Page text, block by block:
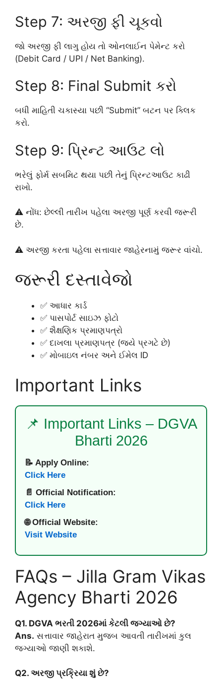
Step 7: અરજી ફી ચૂકવો
જો અરજી ફી લાગુ હોય તો ઓનલાઈન પેમેન્ટ કરો
(Debit Card / UPI / Net Banking).
Step 8: Final Submit કરો
બધી માહિતી ચકાસ્યા પછી “Submit” બટન પર ક્લિક
કરો.
Step 9: પ્રિન્ટ આઉટ લો
ભરેલું ફોર્મ સબમિટ થયા પછી તેનું પ્રિન્ટઆઉટ કાઢી
રાખો.
⚠️ નોંધ: છેલ્લી તારીખ પહેલા અરજી પૂર્ણ કરવી જરૂરી
છે.
⚠️ અરજી કરતા પહેલા સત્તાવાર જાહેરનામું જરૂર વાંચો.
જરૂરી દસ્તાવેજો
✅ આધાર કાર્ડ
✅ પાસપોર્ટ સાઇઝ ફોટો
✅ શૈક્ષણિક પ્રમાણપત્રો
✅ દાખલા પ્રમાણપત્ર (જ્યે પ્રગટે છે)
✅ મોબાઇલ નંબર અને ઈમેલ ID
Important Links
📌 Important Links – DGVA
Bharti 2026
📝 Apply Online:
Click Here
📄 Official Notification:
Click Here
🌐 Official Website:
Visit Website
FAQs – Jilla Gram Vikas
Agency Bharti 2026
Q1. DGVA ભરતી 2026માં કેટલી જગ્યાઓ છે?
Ans. સત્તાવાર જાહેરાત મુજબ આવતી તારીખમાં કુલ
જગ્યાઓ જાણી શકાશે.
Q2. અરજી પ્રક્રિયા શું છે?